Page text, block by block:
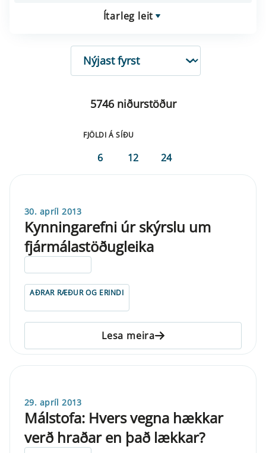
Ítarleg leit
RÖÐUN
5746 niðurstöður
FJÖLDI Á SÍÐU
6 12 24
30. apríl 2013
Kynningarefni úr skýrslu um
fjármálastöðugleika
AÐRAR RÆÐUR OG ERINDI
Lesa meira
29. apríl 2013
Málstofa: Hvers vegna hækkar
verð hraðar en það lækkar?